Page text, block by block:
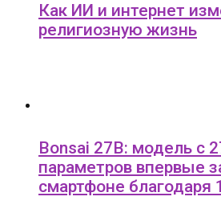
Как ИИ и интернет
религиозную жизнь
Bonsai 27B: модель с
параметров впервые
смартфоне